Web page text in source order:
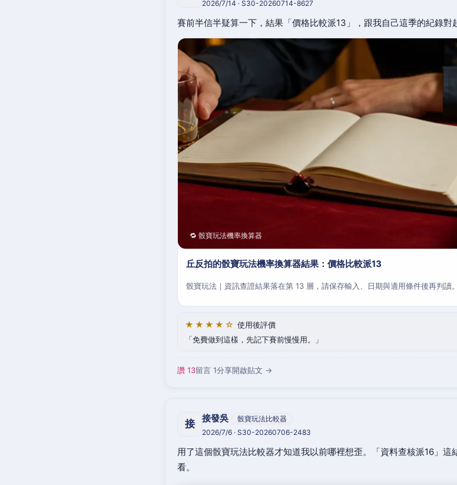
2026/7/14 · S30-20260714-8627
賽前半信半疑算一下，結果「價格比較派13」，跟我自己這季的紀錄對
🔁 骰寶玩法機率換算器
丘反拍的骰寶玩法機率換算器結果：價格比較派13
骰寶玩法｜資訊查證結果落在第 13 層，請保存輸入、日期與適用條件後再判讀。
★★★★☆ 使用後評價
免費做到這樣，先記下賽前慢慢用。
讚 13留言 1分享開啟貼文 →
接 接發吳
骰寶玩法比較器
2026/7/6 · S30-20260706-2483
用了這個骰寶玩法比較器才知道我以前哪裡想歪。「資料查核派16」這
看。